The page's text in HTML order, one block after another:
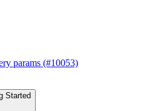
params (#10053)
Started